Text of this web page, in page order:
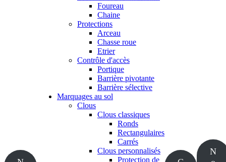
Foureau
Chaine
Protections
Arceau
Chasse roue
Etrier
Contrôle d'accès
Portique
Barrière pivotante
Barrière sélective
Marquages au sol
Clous
Clous classiques
Ronds
Rectangulaires
Carrés
Clous personnalisés
Protection de
N